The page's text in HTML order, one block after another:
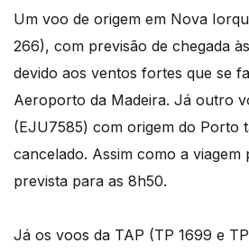
Um voo de origem em Nova
266), com previsão de chegada
devido aos ventos fortes que se
Aeroporto da Madeira. Já outro
(EJU7585) com origem do Porto
cancelado. Assim como a viagem
prevista para as 8h50.
Já os voos da TAP (TP 1699 e